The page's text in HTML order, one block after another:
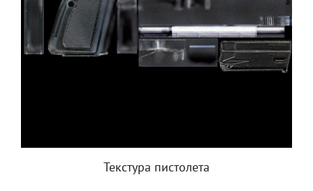
Текстура пистолета